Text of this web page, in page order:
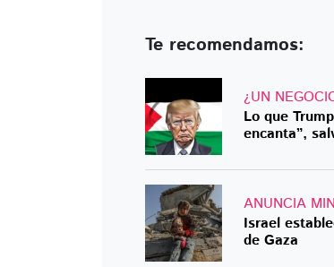
Te recomendamos:
¿UN
Lo que
encanta”,
ANUNCIA
Israel
de Gaza